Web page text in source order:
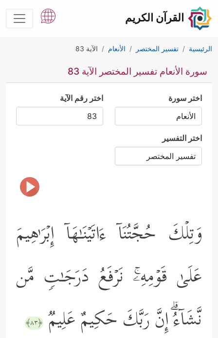
القرآن الكريم
الرئيسية تفسير المختصر الأنعام الآية 83
سورة الأنعام تفسير المختصر الآية 83
اختر سورة اختر رقم الآية
اختر التفسير
وَتِلۡكَ حُجَّتُنَاۤ ءَاتَیۡنَـٰهَاۤ إِبۡرَ ٰ⁠هِیمَ
عَلَىٰ قَوۡمِهِۦۚ نَرۡفَعُ دَرَجَـٰتࣲ مَّن
نَّشَاۤءُۗ إِنَّ رَبَّكَ حَكِیمٌ عَلِیمࣱ ﴿٨٣﴾